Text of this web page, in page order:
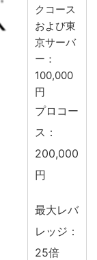
クコース
および東
京サーバ
ー：
100,000
円
プロコー
ス：
200,000
円
最大レバ
レッジ：
25倍